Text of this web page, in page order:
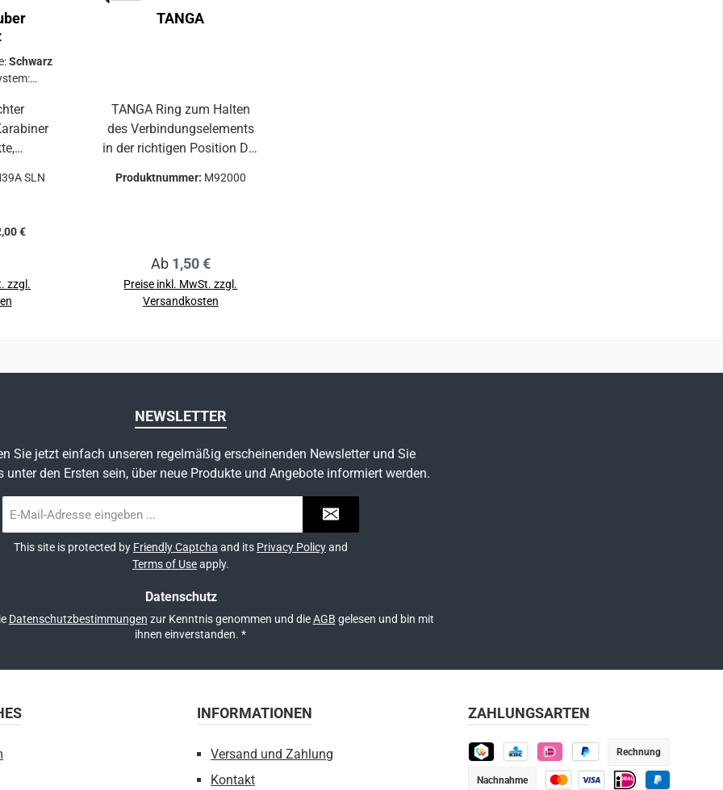
Schwarz
Sm'D
das
der D-
SLN
€
Preis:
zzgl.
TANGA
TANGA Ring zum Halten
des Verbindungselements
in der richtigen Position Der
Karabiner in der richtigen
(Standardverpackung
enthält 10 Stück)
Referenzen M92000
Produktnummer: M92000
Regulärer Preis:
Ab 1,50 €
Preise inkl. MwSt. zzgl.
Versandkosten
NEWSLETTER
Sie jetzt einfach unseren regelmäßig erscheinenden Newsletter und Sie
unter den Ersten sein, über neue Produkte und Angebote informiert werden.
Mail-
This site is protected by Friendly Captcha and its Privacy Policyand
Terms of Useapply.
Datenschutz
Datenschutzbestimmungen zur Kenntnis genommen und dieAGB gelesen und bin mit
ihnen einverstanden. *
INFORMATIONEN
Versand und Zahlung
Kontakt
ZAHLUNGSARTEN
iDEALSpäter bezahlen
Rechnung
Nachnahme